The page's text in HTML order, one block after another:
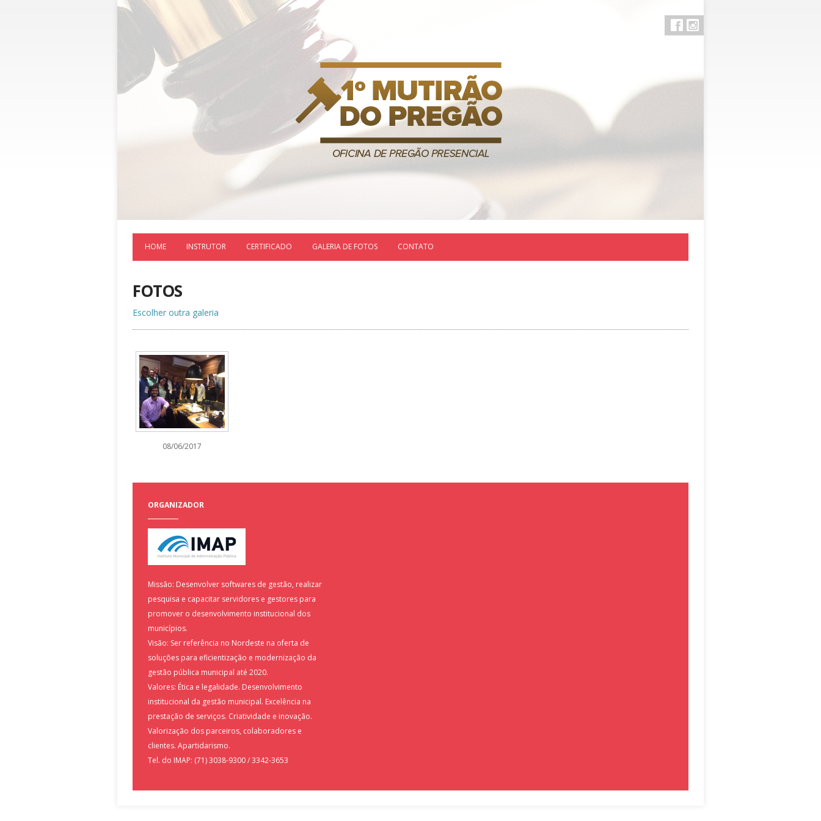
HOME INSTRUTOR CERTIFICADO GALERIA DE FOTOS CONTATO
FOTOS
Escolher outra galeria
08/06/2017
ORGANIZADOR
Missão: Desenvolver softwares de gestão, realizar
pesquisa e capacitar servidores e gestores para
promover o desenvolvimento institucional dos
municípios.
Visão: Ser referência no Nordeste na oferta de
soluções para eficientização e modernização da
gestão pública municipal até 2020.
Valores: Ética e legalidade. Desenvolvimento
institucional da gestão municipal. Excelência na
prestação de serviços. Criatividade e inovação.
Valorização dos parceiros, colaboradores e
clientes. Apartidarismo.
Tel. do IMAP: (71) 3038-9300 / 3342-3653